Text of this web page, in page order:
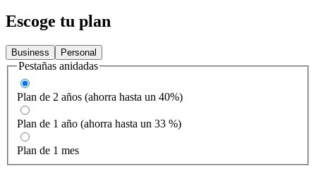
Escoge tu plan
Business Personal
Pestañas anidadas
Plan de 2 años (ahorra hasta un 40%)
Plan de 1 año (ahorra hasta un 33 %)
Plan de 1 mes